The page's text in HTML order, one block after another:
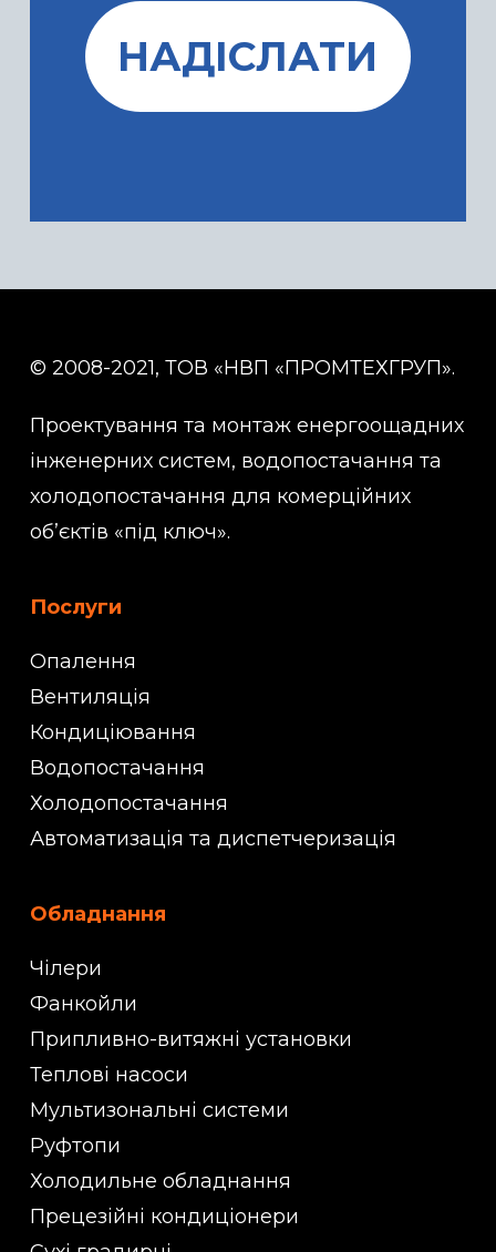
© 2008-2021, ТОВ «НВП «ПРОМТЕХГРУП».
Проектування та монтаж енергоощадних
інженерних систем, водопостачання та
холодопостачання для комерційних
об’єктів «під ключ».
Послуги
Опалення
Вентиляція
Кондиціювання
Водопостачання
Холодопостачання
Автоматизація та диспетчеризація
Обладнання
Чілери
Фанкойли
Припливно-витяжні установки
Теплові насоси
Мультизональні системи
Руфтопи
Холодильне обладнання
Прецезійні кондиціонери